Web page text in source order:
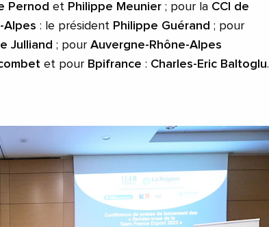
Pernod et Philippe Meunier ; pour la CCI de
Alpes : le président Philippe Guérand ; pour
Julliand ; pour Auvergne-Rhône-Alpes
et pour Bpifrance : Charles-Eric Baltoglu.